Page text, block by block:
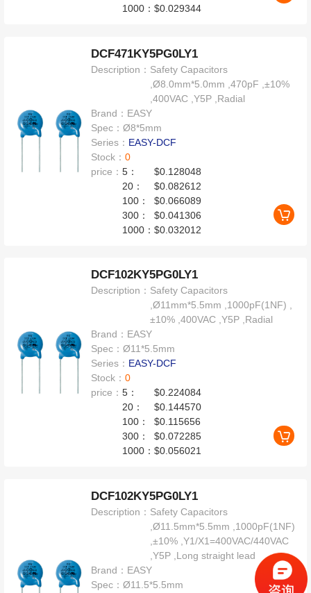
1000：$0.029344
DCF471KY5PG0LY1
Description： Safety Capacitors
,Ø8.0mm*5.0mm ,470pF ,±10%
,400VAC ,Y5P ,Radial
Brand： EASY
Spec：Ø8*5mm
Series： EASY-DCF
Stock：0
price：5：
$0.128048
20：
$0.082612
100：
$0.066089
300：
$0.041306
1000：$0.032012
DCF102KY5PG0LY1
Description： Safety Capacitors
,Ø11mm*5.5mm ,1000pF(1NF) ,
±10% ,400VAC ,Y5P ,Radial
Brand： EASY
Spec：Ø11*5.5mm
Series： EASY-DCF
Stock：0
price：5：
$0.224084
20：
$0.144570
100：
$0.115656
300：
$0.072285
1000：$0.056021
DCF102KY5PG0LY1
Description： Safety Capacitors
,Ø11.5mm*5.5mm ,1000pF(1NF)
,±10% ,Y1/X1=400VAC/440VAC
,Y5P ,Long straight lead
Brand： EASY
Spec：Ø11.5*5.5mm